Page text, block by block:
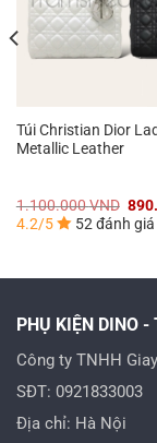
Túi Christian Dior
Metallic Leather
1.100.000VND Giá
gốc
là:
4.2/5 52 đánh giá
PHỤ KIỆN DINO -
Công ty TNHH
SĐT: 0921833003
Địa chỉ: Hà Nội